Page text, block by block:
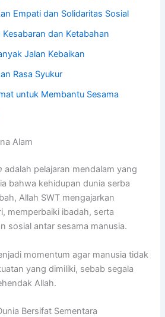
Empati dan Solidaritas Sosial
dan Ketabahan
Jalan Kebaikan
Rasa Syukur
untuk Membantu Sesama
Alam
adalah pelajaran mendalam yang
bahwa kehidupan dunia serba
Allah SWT mengajarkan
memperbaiki ibadah, serta
sosial antar sesama manusia.
momentum agar manusia tidak
yang dimiliki, sebab segala
Allah.
Bersifat Sementara